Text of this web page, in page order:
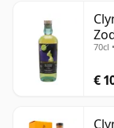
70cl
€